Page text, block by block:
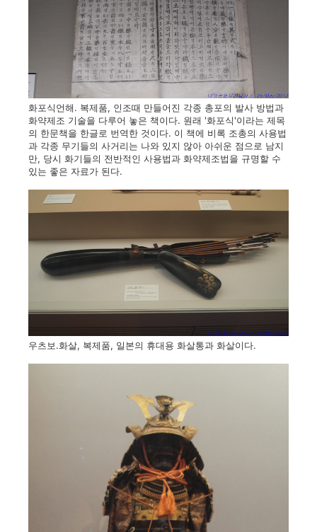
화포식언해. 복제품, 인조때 만들어진 각종 총포의 발사 방법과
화약제조 기술을 다루어 놓은 책이다. 원래 '화포식'이라는 제목
의 한문책을 한글로 번역한 것이다. 이 책에 비록 조총의 사용법
과 각종 무기들의 사거리는 나와 있지 않아 아쉬운 점으로 남지
만, 당시 화기들의 전반적인 사용법과 화약제조법을 규명할 수
있는 좋은 자료가 된다.
우츠보.화살, 복제품, 일본의 휴대용 화살통과 화살이다.